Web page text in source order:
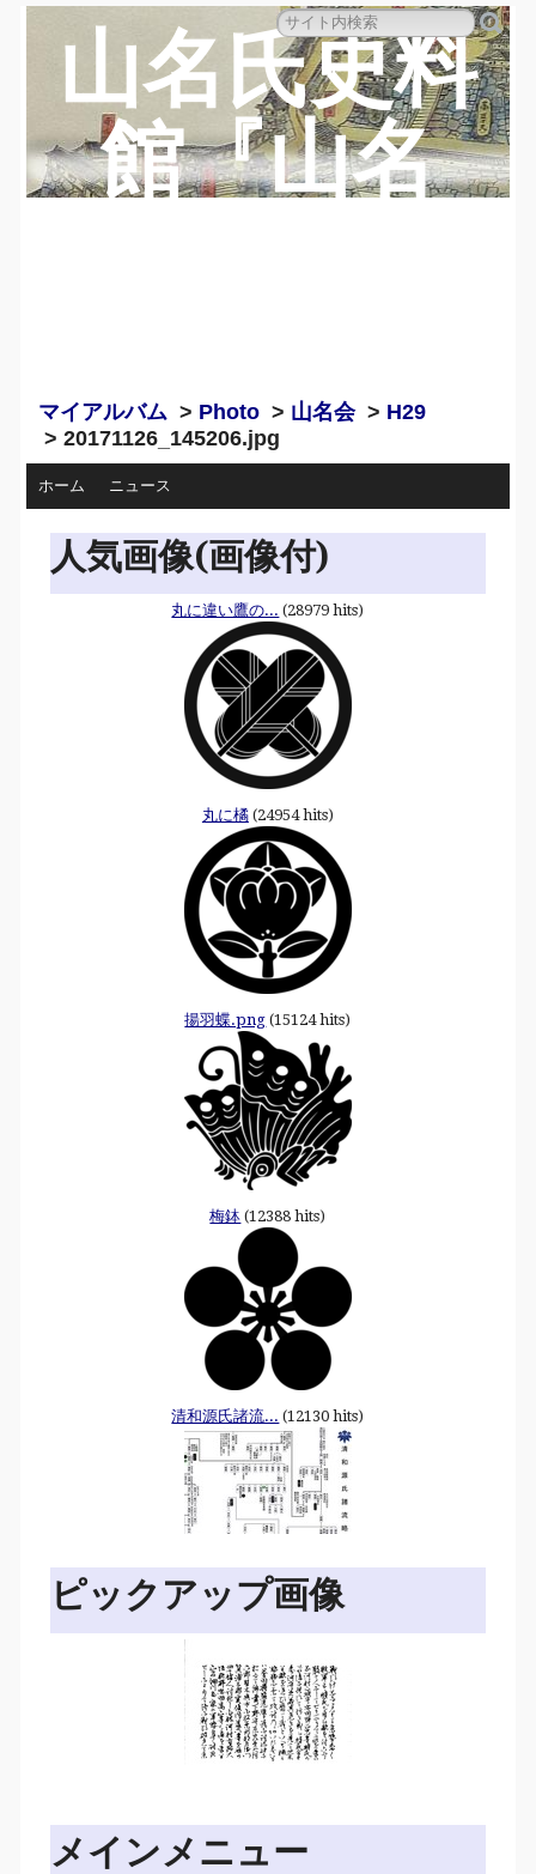
山名氏史料
館『山名
マイアルバム > Photo > 山名会> H29
> 20171126_145206.jpg
ホーム ニュース
人気画像(画像付)
丸に違い鷹の... (28979 hits)
丸に橘(24954 hits)
揚羽蝶.png (15124 hits)
梅鉢 (12388 hits)
清和源氏諸流... (12130 hits)
ピックアップ画像
メインメニュー